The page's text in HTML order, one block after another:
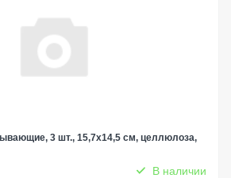
3 шт., 15,7х14,5 см, целлюлоза,
В наличии